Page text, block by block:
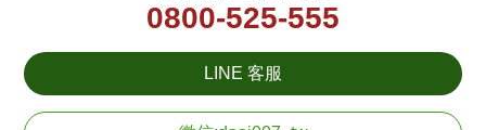
0800-525-555
LINE 客服